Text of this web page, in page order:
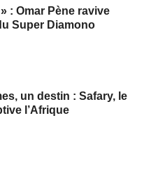
: Omar Pène ravive
Super Diamono
un destin : Safary, le
l’Afrique